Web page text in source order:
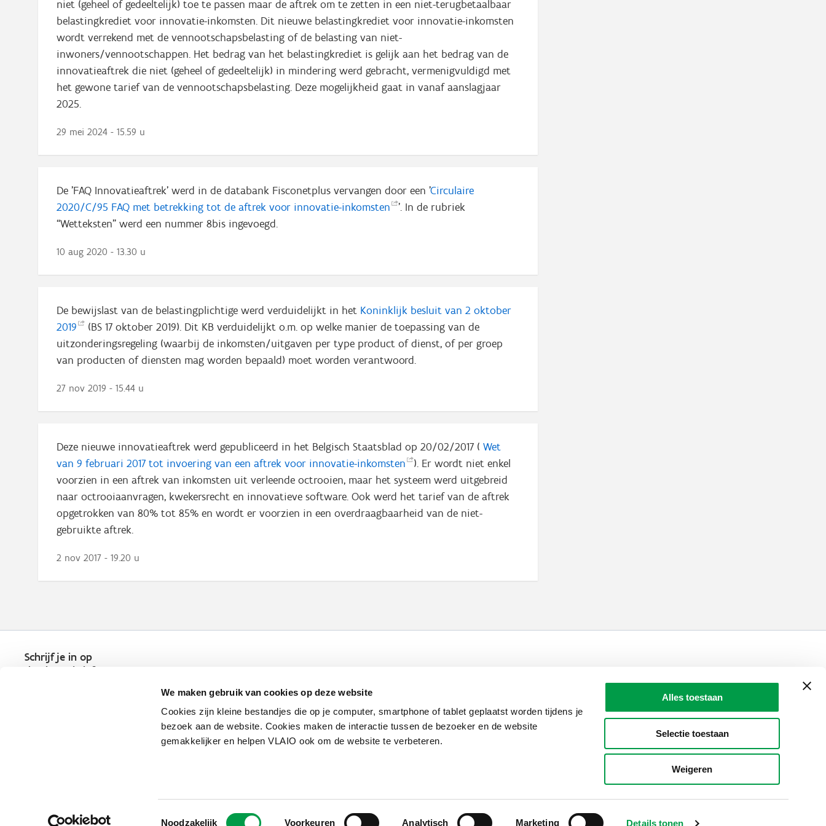
We maken gebruik van cookies op deze website
Cookies zijn kleine bestandjes die op je computer, smartphone of tablet geplaatst worden tijdens je
bezoek aan de website. Cookies maken de interactie tussen de bezoeker en de website
gemakkelijker en helpen VLAIO ook om de website te verbeteren.
Toestemmingsselectie
Noodzakelijk Voorkeuren Analytisch Marketing Details tonen
Alles toestaan
Selectie toestaan
Weigeren
niet (geheel of gedeeltelijk) toe te passen maar de aftrek om te zetten in een niet-terugbetaalbaar
belastingkrediet voor innovatie-inkomsten. Dit nieuwe belastingkrediet voor innovatie-inkomsten
wordt verrekend met de vennootschapsbelasting of de belasting van niet-
inwoners/vennootschappen. Het bedrag van het belastingkrediet is gelijk aan het bedrag van de
innovatieaftrek die niet (geheel of gedeeltelijk) in mindering werd gebracht, vermenigvuldigd met
het gewone tarief van de vennootschapsbelasting. Deze mogelijkheid gaat in vanaf aanslagjaar
2025.
29 mei 2024 - 15.59 u
De 'FAQ Innovatieaftrek' werd in de databank Fisconetplus vervangen door een 'Circulaire
2020/C/95 FAQ met betrekking tot de aftrek voor innovatie-inkomsten
'. In de rubriek
“Wetteksten” werd een nummer 8bis ingevoegd.
10 aug 2020 - 13.30 u
De bewijslast van de belastingplichtige werd verduidelijkt in het Koninklijk besluit van 2 oktober
2019
(BS 17 oktober 2019). Dit KB verduidelijkt o.m. op welke manier de toepassing van de
uitzonderingsregeling (waarbij de inkomsten/uitgaven per type product of dienst, of per groep
van producten of diensten mag worden bepaald) moet worden verantwoord.
27 nov 2019 - 15.44 u
Deze nieuwe innovatieaftrek werd gepubliceerd in het Belgisch Staatsblad op 20/02/2017 ( Wet
van 9 februari 2017 tot invoering van een aftrek voor innovatie-inkomsten
). Er wordt niet enkel
voorzien in een aftrek van inkomsten uit verleende octrooien, maar het systeem werd uitgebreid
naar octrooiaanvragen, kwekersrecht en innovatieve software. Ook werd het tarief van de aftrek
opgetrokken van 80% tot 85% en wordt er voorzien in een overdraagbaarheid van de niet-
gebruikte aftrek.
2 nov 2017 - 19.20 u
Schrijf je in op
de nieuwsbrief
Communicatieverplichtingen & logo'sKlachten, meldingen & fraudebestrijding
uitgegeven door VLAIO
PRIVACYBELEID
TOEGANKELIJKHEID COOKIES